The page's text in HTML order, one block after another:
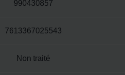
990430857
7613367025543
Non traité